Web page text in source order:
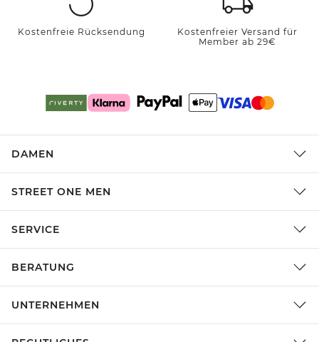
Kostenfreie Rücksendung
Kostenfreier Versand für
Member ab 29€
DAMEN
STREET ONE MEN
SERVICE
BERATUNG
UNTERNEHMEN